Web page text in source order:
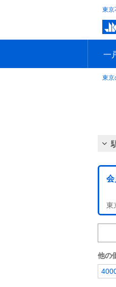
東京
一
エ
沿
新
中
本
今
東京
会
東
他の